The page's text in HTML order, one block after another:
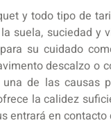
y todo tipo de
suela, suciedad y
su cuidado
descalzo o
de las causas
la calidez
entrará en contacto